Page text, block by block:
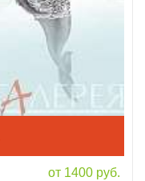
от 1400 руб.